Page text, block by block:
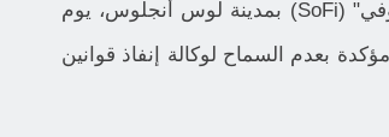
"، صوت أكثر من 2000 عامل في ملعب "سوفي" (SoFi) بمدينة لوس أنجلوس، يوم
بعدم السماح لوكالة إنفاذ قوانين